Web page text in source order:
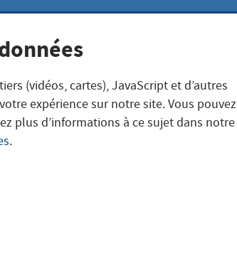
(vidéos, cartes), JavaScript et d’autres
expérience sur notre site. Vous pouvez
plus d’informations à ce sujet dans notre
.